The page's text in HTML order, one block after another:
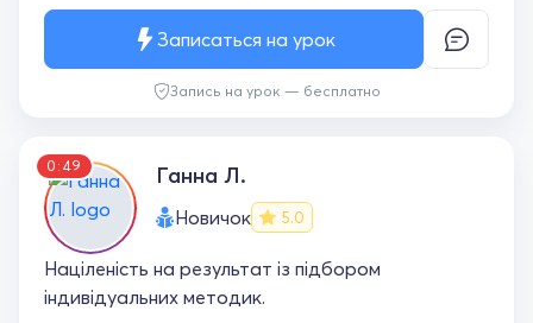
Запись на урок — бесплатно
Записаться на урок
0:49 Ганна Л.
Новичок 5.0
Націленість на результат із підбором
індивідуальних методик.